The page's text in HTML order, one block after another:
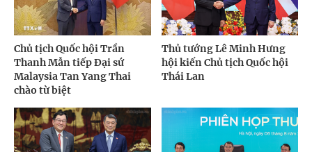
Chủ tịch Quốc hội Trần
Thanh Mẫn tiếp Đại sứ
Malaysia Tan Yang Thai
chào từ biệt
Thủ tướng Lê Minh Hưng
hội kiến Chủ tịch Quốc hội
Thái Lan